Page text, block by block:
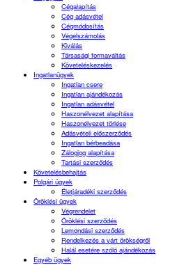
Cégalapítás
Cég adásvétel
Cégmódosítás
Végelszámolás
Kiválás
Társasági formaváltás
Követeléskezelés
Ingatlanügyek
Ingatlan csere
Ingatlan ajándékozás
Ingatlan adásvétel
Haszonélvezet alapítása
Haszonélvezet törlése
Adásvételi előszerződés
Ingatlan bérbeadása
Zálogjog alapítása
Tartási szerződés
Követelésbehajtás
Polgári ügyek
Életjáradéki szerződés
Öröklési ügyek
Végrendelet
Öröklési szerződés
Lemondási szerződés
Rendelkezés a várt örökségről
Halál esetére szóló ajándékozás
Egyéb ügyek